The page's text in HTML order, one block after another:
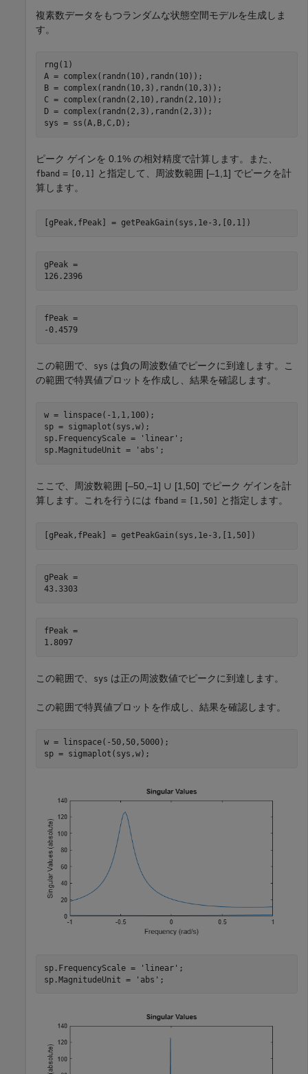
複素数データをもつランダムな状態空間モデルを生成しま
す。
rng(1)
A = complex(randn(10),randn(10));
B = complex(randn(10,3),randn(10,3));
C = complex(randn(2,10),randn(2,10));
D = complex(randn(2,3),randn(2,3));
sys = ss(A,B,C,D);
ピーク ゲインを 0.1% の相対精度で計算します。また、
fband = [0,1]
と指定して、周波数範囲 [–1,1] でピークを計
算します。
[gPeak,fPeak] = getPeakGain(sys,1e-3,[0,1])
gPeak =
126.2396
fPeak =
-0.4579
この範囲で、 sys は負の周波数値でピークに到達します。こ
の範囲で特異値プロットを作成し、結果を確認します。
w = linspace(-1,1,100);
sp = sigmaplot(sys,w);
sp.FrequencyScale =
'linear' ;
sp.MagnitudeUnit =
'abs' ;
ここで、周波数範囲 [–50,–1] ∪ [1,50] でピーク ゲインを計
算します。これを行うには fband = [1,50] と指定します。
[gPeak,fPeak] = getPeakGain(sys,1e-3,[1,50])
gPeak =
43.3303
fPeak =
1.8097
この範囲で、 sys は正の周波数値でピークに到達します。
この範囲で特異値プロットを作成し、結果を確認します。
w = linspace(-50,50,5000);
sp = sigmaplot(sys,w);
sp.FrequencyScale = 'linear' ;
sp.MagnitudeUnit =
'abs' ;